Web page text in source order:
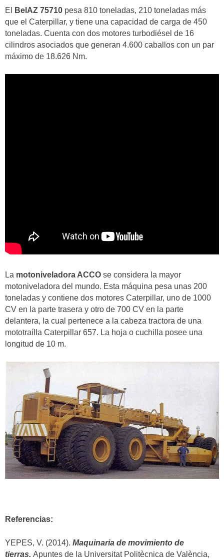
El BelAZ 75710 pesa 810 toneladas, 210 toneladas más
que el Caterpillar, y tiene una capacidad de carga de 450
toneladas. Cuenta con dos motores turbodiésel de 16
cilindros asociados que generan 4.600 caballos con un par
máximo de 18.626 Nm.
La motoniveladora ACCO se considera la mayor
motoniveladora del mundo. Esta máquina pesa unas 200
toneladas y contiene dos motores Caterpillar, uno de 1000
CV en la parte trasera y otro de 700 CV en la parte
delantera, la cual pertenece a la cabeza tractora de una
mototraílla Caterpillar 657. La hoja o cuchilla posee una
longitud de 10 m.
Referencias:
YEPES, V. (2014). Maquinaria de movimiento de
tierras. Apuntes de la Universitat Politècnica de València,